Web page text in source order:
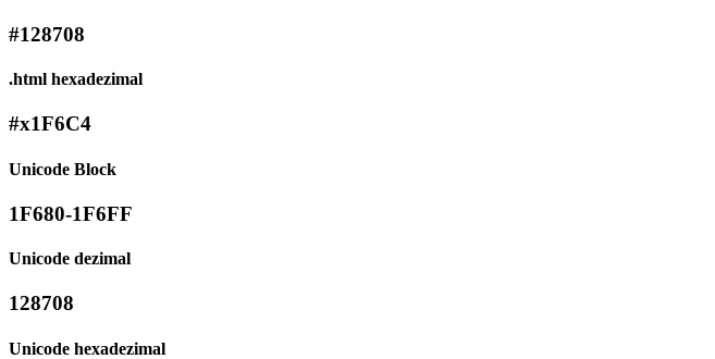
#128708
.html hexadezimal
#x1F6C4
Unicode Block
1F680-1F6FF
Unicode dezimal
128708
Unicode hexadezimal